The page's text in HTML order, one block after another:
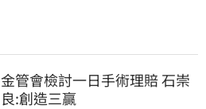
金管會檢討一日手術理賠 石崇
良:創造三贏